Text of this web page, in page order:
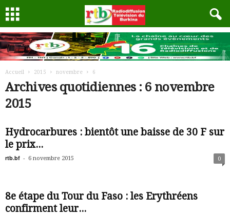
Accueil 2015 novembre 6
Archives quotidiennes : 6 novembre
2015
Hydrocarbures : bientôt une baisse de 30 F sur
le prix...
rtb.bf - 6 novembre 2015 0
8e étape du Tour du Faso : les Erythréens
confirment leur...